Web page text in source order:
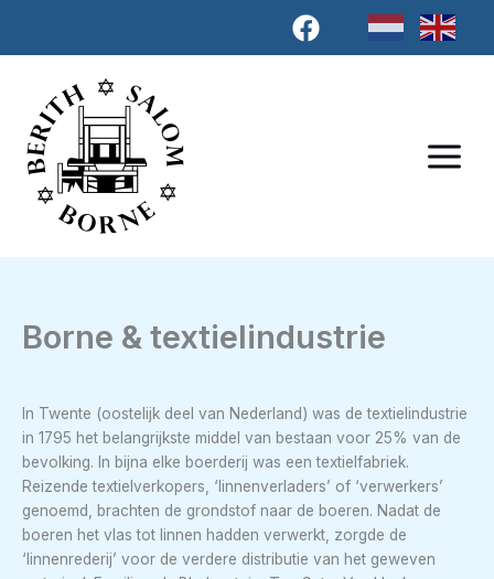
de
Borne & textielindustrie
In Twente (oostelijk deel van Nederland) was de textielindustrie
in 1795 het belangrijkste middel van bestaan voor 25% van de
bevolking. In bijna elke boerderij was een textielfabriek.
Reizende textielverkopers, ‘linnenverladers’ of ‘verwerkers’
genoemd, brachten de grondstof naar de boeren. Nadat de
boeren het vlas tot linnen hadden verwerkt, zorgde de
‘linnenrederij’ voor de verdere distributie van het geweven